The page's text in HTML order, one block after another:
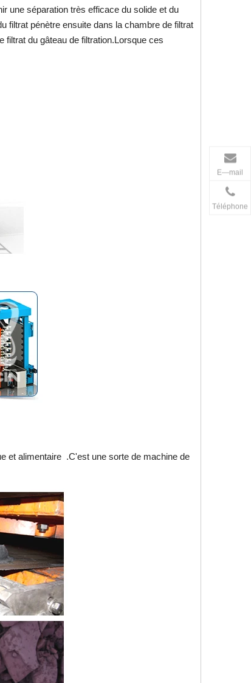
E—mail
Téléphone
une séparation très efficace du solide et du
filtrat pénètre ensuite dans la chambre de filtrat
du gâteau de filtration.Lorsque ces
et alimentaire .C'est une sorte de machine de